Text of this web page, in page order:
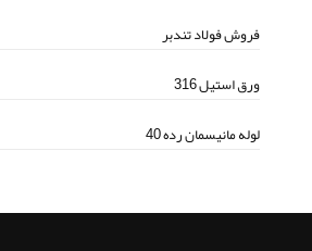
فروش فولاد تندبر
ورق استیل 316
لوله مانیسمان رده 40